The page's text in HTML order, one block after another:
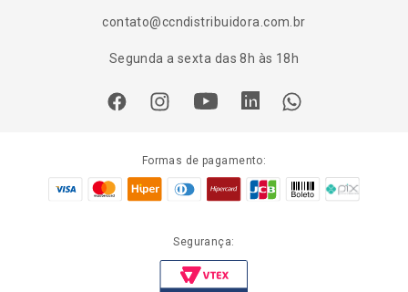
contato@ccndistribuidora.com.br
Segunda a sexta das 8h às 18h
Formas de pagamento:
Segurança: